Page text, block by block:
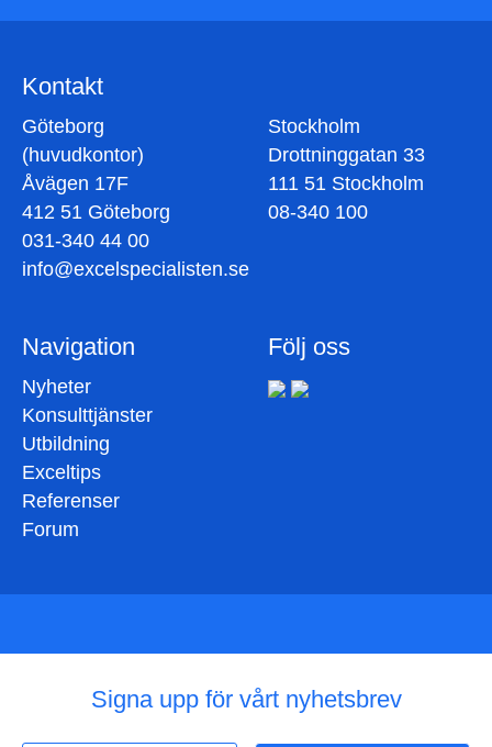
Kontakt
Göteborg
(huvudkontor)
Åvägen 17F
412 51 Göteborg
031-340 44 00
info@excelspecialisten.se
Stockholm
Drottninggatan 33
111 51 Stockholm
08-340 100
Navigation
Nyheter
Konsulttjänster
Utbildning
Exceltips
Referenser
Forum
Följ oss
Signa upp för vårt nyhetsbrev